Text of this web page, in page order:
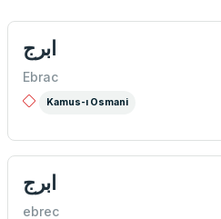
ابرج
Ebrac
Kamus-ı Osmani
ابرج
ebrec